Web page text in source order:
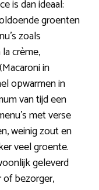
is dan ideaal:
groenten
zoals
crème,
in
opwarmen in
van tijd een
met verse
weinig zout en
veel groente.
geleverd
of bezorger,